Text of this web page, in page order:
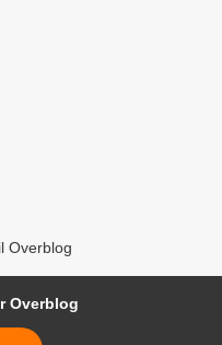
Overblog
Overblog